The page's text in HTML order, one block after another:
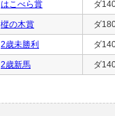
はこべら賞 ダ
樅の木賞 ダ
2歳未勝利 ダ
2歳新馬 ダ